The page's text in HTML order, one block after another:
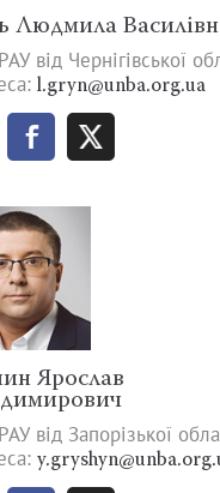
Людмила
від Чернігівської
l.gryn@unba.org.ua
Ярослав
від Запорізької